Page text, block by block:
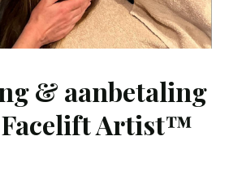
& aanbetaling
Facelift Artist™